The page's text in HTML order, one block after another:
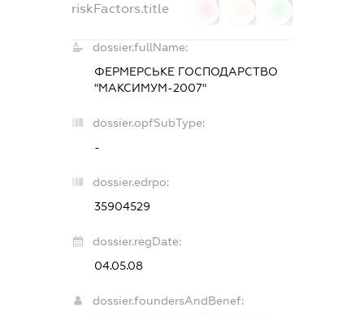
riskFactors.title
dossier.fullName:
ФЕРМЕРСЬКЕ ГОСПОДАРСТВО
"МАКСИМУМ-2007"
dossier.opfSubType:
-
dossier.edrpo:
35904529
dossier.regDate:
04.05.08
dossier.foundersAndBenef: